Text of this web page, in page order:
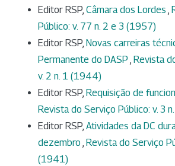
Editor RSP, Câmara dos Lordes ,
Público: v. 77 n. 2 e 3 (1957)
Editor RSP, Novas carreiras
Permanente do DASP , Revista
v. 2 n. 1 (1944)
Editor RSP, Requisição de
Revista do Serviço Público: v. 3
Editor RSP, Atividades da DC
dezembro , Revista do Serviço
(1941)